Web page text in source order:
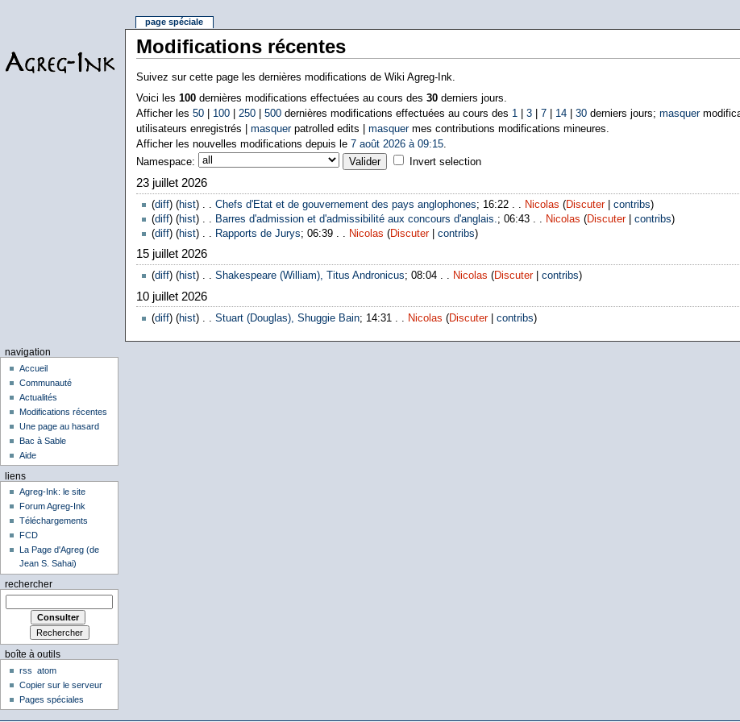
Modifications récentes
Suivez sur cette page les dernières modifications de Wiki Agreg-Ink.
Voici les 100dernières modifications effectuées au cours des 30derniers jours.
Afficher les 50| 100| 250| 500dernières modifications effectuées au cours des 1 3| 7| 14| 30derniers jours; masquer
utilisateurs enregistrés | masquerpatrolled edits | masquermes contributions modifications mineures.
Afficher les nouvelles modifications depuis le 7 août 2026 à 09:15.
Namespace:
Invert selection
23 juillet 2026
(diff) (hist) . . Chefs d'Etat et de gouvernement des pays anglophones; 16:22 . . Nicolas (Discuter| contribs)
(diff) (hist) . . Barres d'admission et d'admissibilité aux concours d'anglais.; 06:43 . . Nicolas (Discuter| contribs)
(diff) (hist) . . Rapports de Jurys; 06:39 . . Nicolas (Discuter| contribs)
15 juillet 2026
(diff) (hist) . . Shakespeare (William), Titus Andronicus; 08:04 . . Nicolas (Discuter| contribs)
10 juillet 2026
(diff) (hist) . . Stuart (Douglas), Shuggie Bain; 14:31 . . Nicolas (Discuter| contribs)
page spéciale
navigation
Accueil
Communauté
Actualités
Modifications récentes
Une page au hasard
Bac à Sable
Aide
liens
Agreg-Ink: le site
Forum Agreg-Ink
Téléchargements
FCD
La Page d'Agreg (de
Jean S. Sahai)
rechercher
boîte à outils
rss
atom
Copier sur le serveur
Pages spéciales